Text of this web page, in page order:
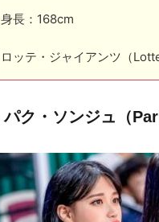
身長：168cm
ロッテ・ジャイアンツ（
パク・ソンジュ（